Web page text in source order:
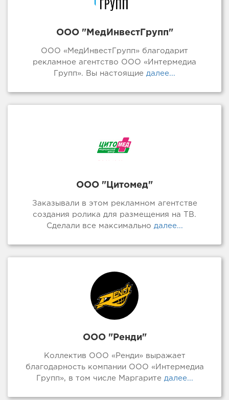
ООО "МедИнвестГрупп"
ООО «МедИнвестГрупп» благодарит
рекламное агентство ООО «Интермедиа
Групп». Вы настоящие далее...
ООО "Цитомед"
Заказывали в этом рекламном агентстве
создания ролика для размещения на ТВ.
Сделали все максимально далее...
ООО "Ренди"
Коллектив ООО «Ренди» выражает
благодарность компании ООО «Интермедиа
Групп», в том числе Маргарите далее...